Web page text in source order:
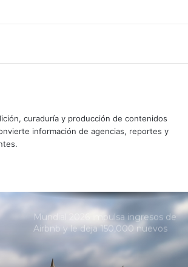
curaduría y producción de contenidos
información de agencias, reportes y
inmediatas desde España a México
Esta es la nueva oportunidad para
hacer negocios con la franquicia
exportación de aguacate
Mundial 2026 impulsa ingresos de
Airbnb y le deja 150,000 nuevos